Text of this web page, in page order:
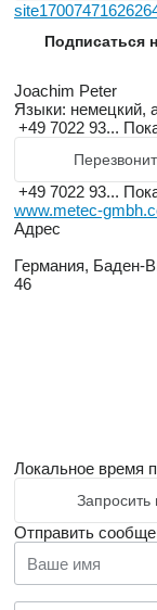
Подписаться
Joachim Peter
Языки: немецкий,
+49 7022 93...
+49 7022 93...
www.metec-
Адрес
Германия, Баден-
46
Локальное время
Запросить
Отправить